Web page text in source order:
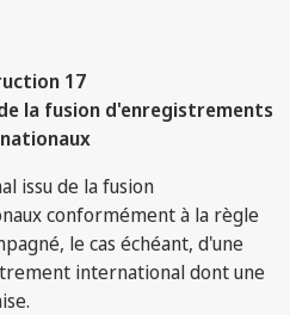
17
la fusion d'enregistrements
issu de la fusion
conformément à la règle
le cas échéant, d'une
international dont une